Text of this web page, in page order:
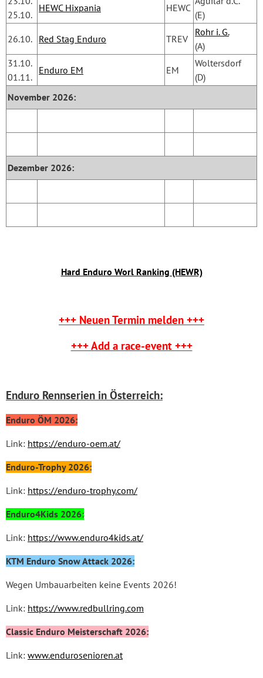
25.10.
HEWC Hixpania HEWC
(E)
26.10. Red Stag Enduro TREV
Rohr i. G.
(A)
31.10.
01.11.
Enduro EM EM
Woltersdorf
(D)
November 2026:
Dezember 2026:
Hard Enduro Worl Ranking (HEWR)
+++ Neuen Termin melden +++
+++ Add a race-event +++
Enduro Rennserien in Österreich:
Enduro ÖM 2026:
Link: https://enduro-oem.at/
Enduro-Trophy 2026:
Link: https://enduro-trophy.com/
Enduro4Kids 2026:
Link: https://www.enduro4kids.at/
KTM Enduro Snow Attack 2026:
Wegen Umbauarbeiten keine Events 2026!
Link: https://www.redbullring.com
Classic Enduro Meisterschaft 2026:
Link: www.endurosenioren.at